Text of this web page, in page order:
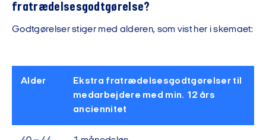
fratrædelsesgodtgørelse?
Godtgørelser stiger med alderen, som vist her i skemaet:
Alder
Ekstra fratrædelsesgodtgørelser til
medarbejdere med min. 12 års
anciennitet